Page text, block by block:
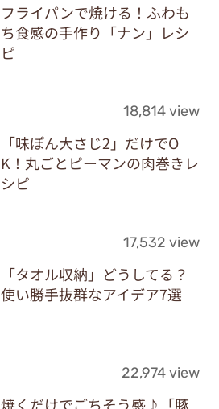
フライパンで焼ける！ふわも
ち食感の手作り「ナン」レシ
ピ
18,814 view
「味ぽん大さじ2」だけでO
K！丸ごとピーマンの肉巻きレ
シピ
17,532 view
「タオル収納」どうしてる？
使い勝手抜群なアイデア7選
22,974 view
焼くだけでごちそう感♪「豚